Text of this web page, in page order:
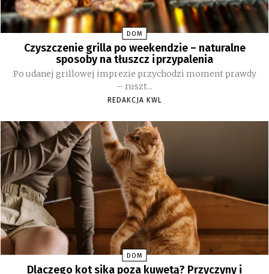
DOM
Czyszczenie grilla po weekendzie – naturalne
sposoby na tłuszcz i przypalenia
Po udanej grillowej imprezie przychodzi moment prawdy
– ruszt...
REDAKCJA KWL
DOM
Dlaczego kot sika poza kuwetą? Przyczyny i